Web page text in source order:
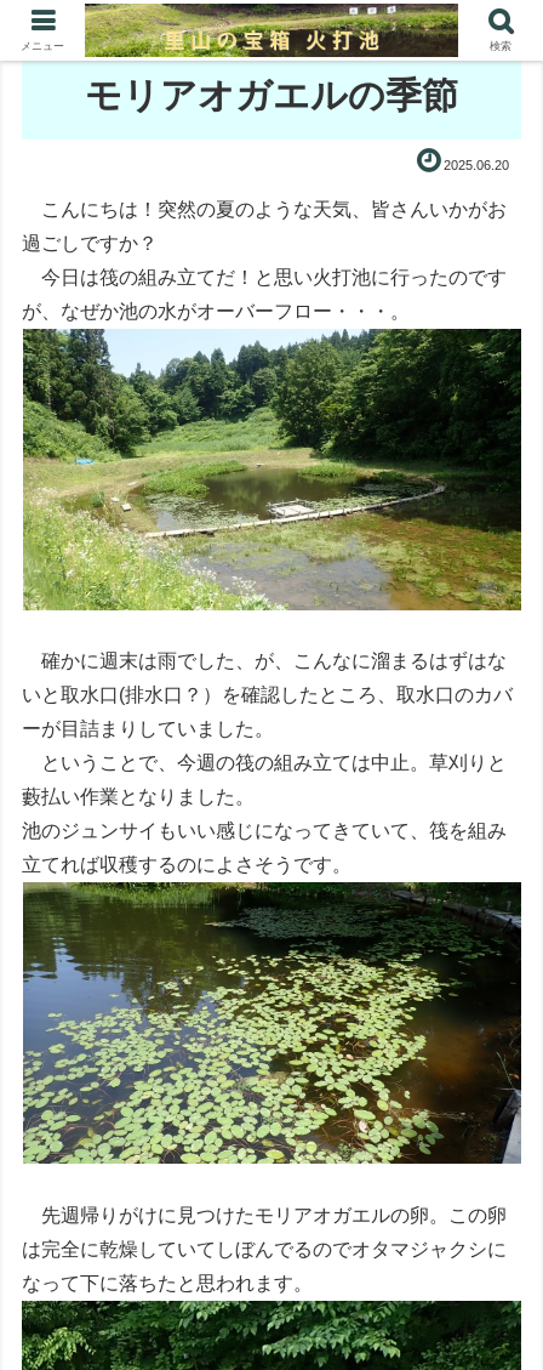
モリアオガエルの季節
2025.06.20
こんにちは！突然の夏のような天気、皆さんいかがお
過ごしですか？
今日は筏の組み立てだ！と思い火打池に行ったのです
が、なぜか池の水がオーバーフロー・・・。
確かに週末は雨でした、が、こんなに溜まるはずはな
いと取水口(排水口？）を確認したところ、取水口のカバ
ーが目詰まりしていました。
ということで、今週の筏の組み立ては中止。草刈りと
藪払い作業となりました。
池のジュンサイもいい感じになってきていて、筏を組み
立てれば収穫するのによさそうです。
先週帰りがけに見つけたモリアオガエルの卵。この卵
は完全に乾燥していてしぼんでるのでオタマジャクシに
なって下に落ちたと思われます。
メニュー 検索